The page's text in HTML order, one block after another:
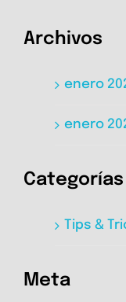
Archivos
enero
enero
Categorías
Tips &
Meta